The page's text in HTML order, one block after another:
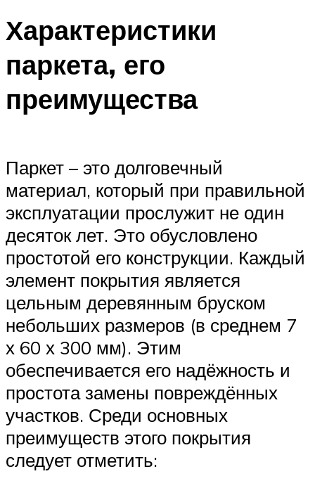
Характеристики
паркета, его
преимущества
Паркет – это долговечный
материал, который при правильной
эксплуатации прослужит не один
десяток лет. Это обусловлено
простотой его конструкции. Каждый
элемент покрытия является
цельным деревянным бруском
небольших размеров (в среднем 7
х 60 х 300 мм). Этим
обеспечивается его надёжность и
простота замены повреждённых
участков. Среди основных
преимуществ этого покрытия
следует отметить: